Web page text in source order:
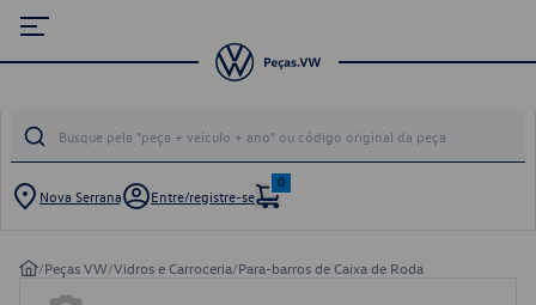
Nova Serrana Entre/registre-se
0
/Peças VW/Vidros e Carroceria/Para-barros de Caixa de Roda